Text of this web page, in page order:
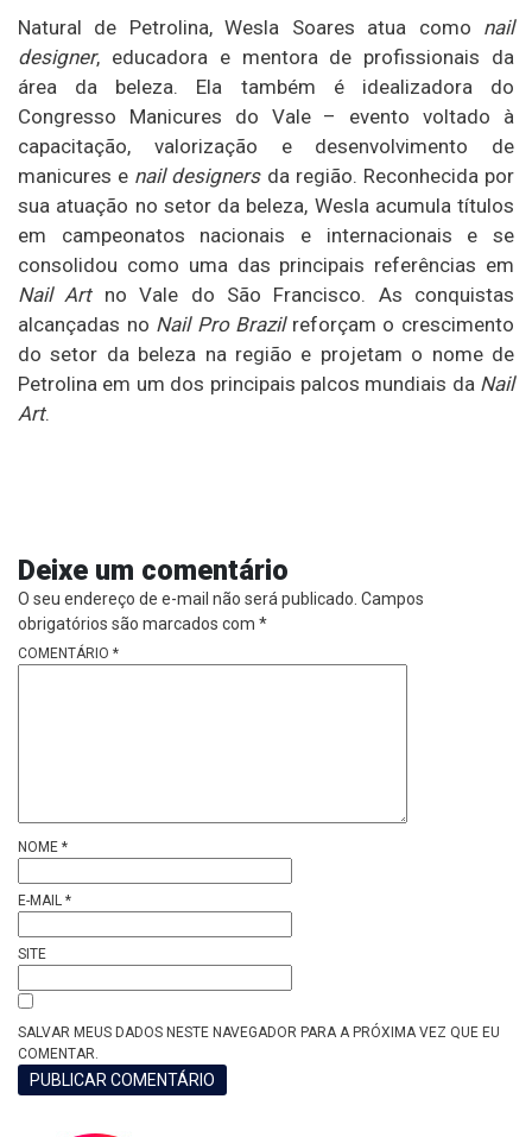
Natural de Petrolina, Wesla Soares atua como nail
designer, educadora e mentora de profissionais da
área da beleza. Ela também é idealizadora do
Congresso Manicures do Vale – evento voltado à
capacitação, valorização e desenvolvimento de
manicures e nail designersda região. Reconhecida por
sua atuação no setor da beleza, Wesla acumula títulos
em campeonatos nacionais e internacionais e se
consolidou como uma das principais referências em
Nail Artno Vale do São Francisco. As conquistas
alcançadas no Nail Pro Brazilreforçam o crescimento
do setor da beleza na região e projetam o nome de
Petrolina em um dos principais palcos mundiais da Nail
Art.
Deixe um comentário
O seu endereço de e-mail não será publicado. Campos
obrigatórios são marcados com *
COMENTÁRIO *
NOME *
E-MAIL *
SITE
SALVAR MEUS DADOS NESTE NAVEGADOR PARA A PRÓXIMA VEZ QUE EU
COMENTAR.